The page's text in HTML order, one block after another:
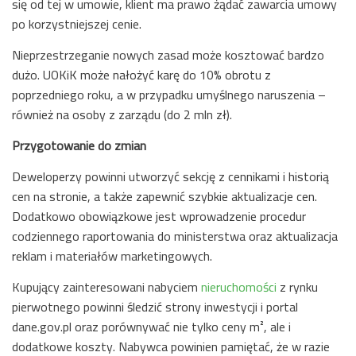
po korzystniejszej cenie.
Nieprzestrzeganie nowych zasad może kosztować bardzo
dużo. UOKiK może nałożyć karę do 10% obrotu z
poprzedniego roku, a w przypadku umyślnego naruszenia –
również na osoby z zarządu (do 2 mln zł).
Przygotowanie do zmian
Deweloperzy powinni utworzyć sekcję z cennikami i historią
cen na stronie, a także zapewnić szybkie aktualizacje cen.
Dodatkowo obowiązkowe jest wprowadzenie procedur
codziennego raportowania do ministerstwa oraz aktualizacja
reklam i materiałów marketingowych.
Kupujący zainteresowani nabyciemnieruchomości z rynku
pierwotnego powinni śledzić strony inwestycji i portal
dane.gov.pl oraz porównywać nie tylko ceny m², ale i
dodatkowe koszty. Nabywca powinien pamiętać, że w razie